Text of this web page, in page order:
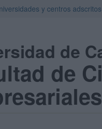
y centros adscritos
de
de